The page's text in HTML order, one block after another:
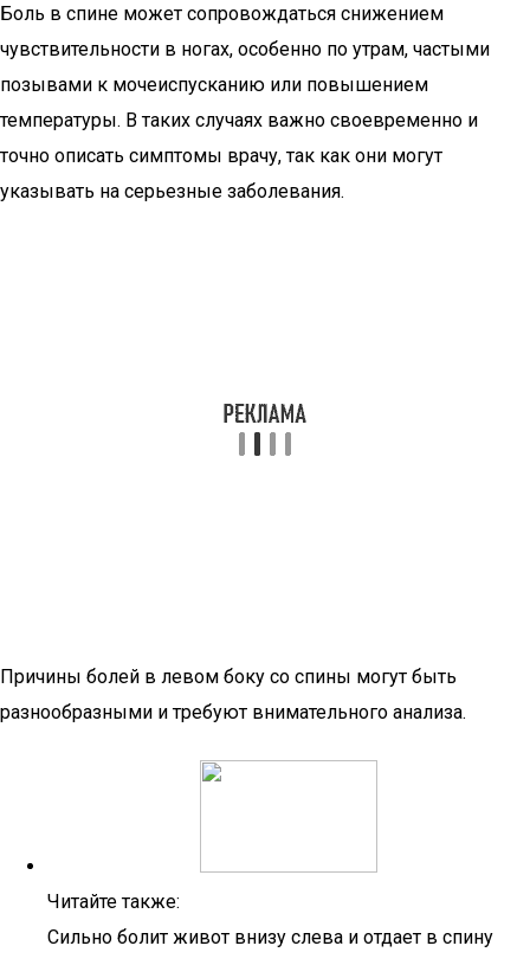
Боль в спине может сопровождаться снижением
чувствительности в ногах, особенно по утрам, частыми
позывами к мочеиспусканию или повышением
температуры. В таких случаях важно своевременно и
точно описать симптомы врачу, так как они могут
указывать на серьезные заболевания.
Причины болей в левом боку со спины могут быть
разнообразными и требуют внимательного анализа.
Читайте также:
Сильно болит живот внизу слева и отдает в спину